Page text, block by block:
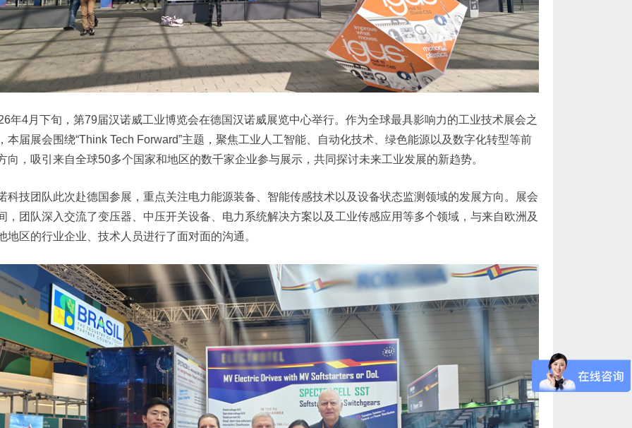
年4月下旬，第79届汉诺威工业博览会在德国汉诺威展览中心举行。作为全球最具影响力的工业技术展会之
本届展会围绕“Think Tech Forward”主题，聚焦工业人工智能、自动化技术、绿色能源以及数字化转型等前
向，吸引来自全球50多个国家和地区的数千家企业参与展示，共同探讨未来工业发展的新趋势。
科技团队此次赴德国参展，重点关注电力能源装备、智能传感技术以及设备状态监测领域的发展方向。展会
，团队深入交流了变压器、中压开关设备、电力系统解决方案以及工业传感应用等多个领域，与来自欧洲及
地区的行业企业、技术人员进行了面对面的沟通。